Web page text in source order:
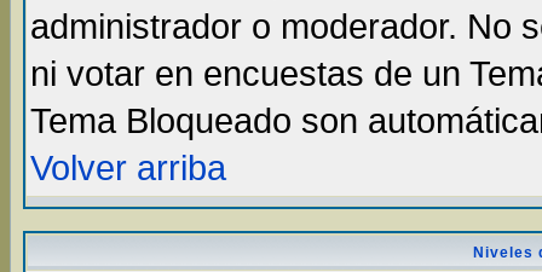
administrador o moderador. No
ni votar en encuestas de un
Tema Bloqueado son
Volver arriba
Niveles